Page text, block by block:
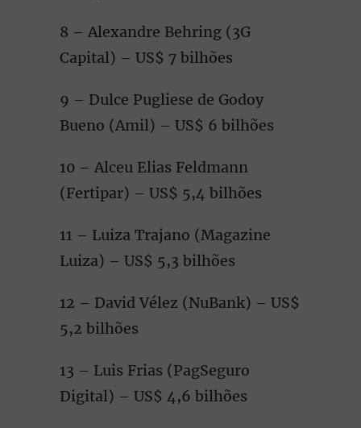
8 – Alexandre Behring (3G
Capital) – US$ 7 bilhões
9 – Dulce Pugliese de Godoy
Bueno (Amil) – US$ 6 bilhões
10 – Alceu Elias Feldmann
(Fertipar) – US$ 5,4 bilhões
11 – Luiza Trajano (Magazine
Luiza) – US$ 5,3 bilhões
12 – David Vélez (NuBank) – US$
5,2 bilhões
13 – Luis Frias (PagSeguro
Digital) – US$ 4,6 bilhões